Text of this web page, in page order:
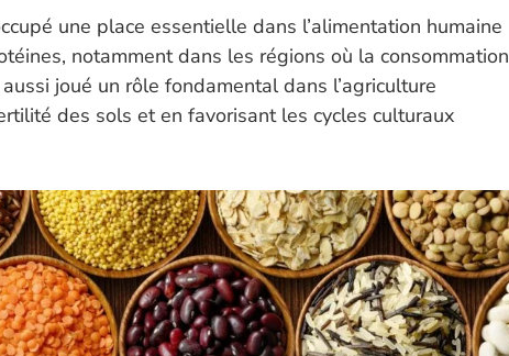
une place essentielle dans l’alimentation humaine
notamment dans les régions où la consommation
joué un rôle fondamental dans l’agriculture
des sols et en favorisant les cycles culturaux